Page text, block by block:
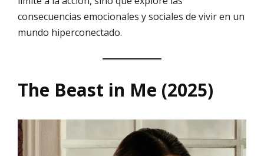
consecuencias emocionales y sociales de vivir en un
mundo hiperconectado.
The Beast in Me (2025)